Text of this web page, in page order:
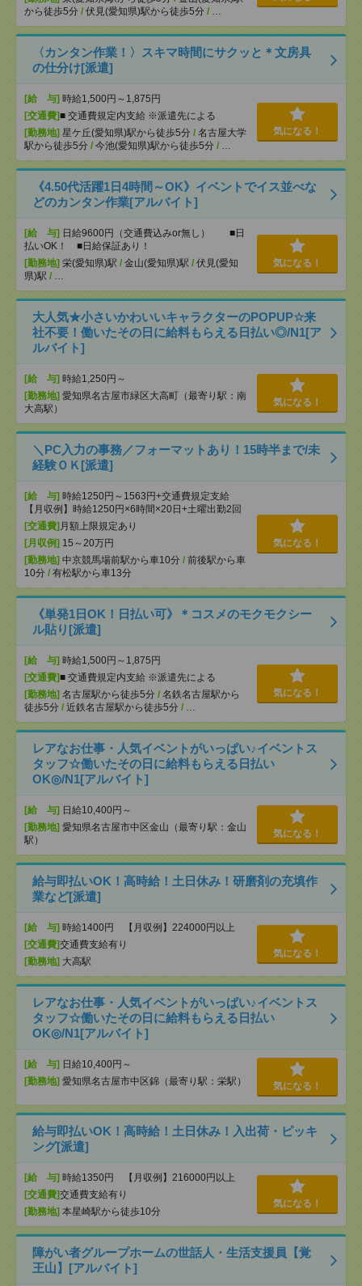
から徒歩5分 / 伏見(愛知県)駅から徒歩5分 / …
〈カンタン作業！〉スキマ時間にサクッと＊文房具
の仕分け[派遣]
[給 与] 時給1,500円～1,875円
[交通費]■ 交通費規定内支給 ※派遣先による
[勤務地] 星ケ丘(愛知県)駅から徒歩5分 / 名古屋大学
駅から徒歩5分 / 今池(愛知県)駅から徒歩5分 / …
気になる！
《4.50代活躍1日4時間～OK》イベントでイス並べな
どのカンタン作業[アルバイト]
[給 与] 日給9600円（交通費込みor無し） ■日
払いOK！ ■日給保証あり！
[勤務地] 栄(愛知県)駅 / 金山(愛知県)駅 / 伏見(愛知
県)駅 / …
気になる！
大人気★小さいかわいいキャラクターのPOPUP☆来
社不要！働いたその日に給料もらえる日払い◎/N1[ア
ルバイト]
[給 与] 時給1,250円～
[勤務地] 愛知県名古屋市緑区大高町（最寄り駅：南
大高駅）
気になる！
＼PC入力の事務／フォーマットあり！15時半まで/未
経験ＯＫ[派遣]
[給 与] 時給1250円～1563円+交通費規定支給
【月収例】時給1250円×6時間×20日+土曜出勤2回
[交通費] 月額上限規定あり
[月収例] 15～20万円
[勤務地] 中京競馬場前駅から車10分 / 前後駅から車
10分 / 有松駅から車13分
気になる！
《単発1日OK！日払い可》＊コスメのモクモクシー
ル貼り[派遣]
[給 与] 時給1,500円～1,875円
[交通費]■ 交通費規定内支給 ※派遣先による
[勤務地] 名古屋駅から徒歩5分 / 名鉄名古屋駅から
徒歩5分 / 近鉄名古屋駅から徒歩5分 / …
気になる！
レアなお仕事・人気イベントがいっぱい♪イベントス
タッフ☆働いたその日に給料もらえる日払い
OK◎/N1[アルバイト]
[給 与] 日給10,400円～
[勤務地] 愛知県名古屋市中区金山（最寄り駅：金山
駅）
気になる！
給与即払いOK！高時給！土日休み！研磨剤の充填作
業など[派遣]
[給 与] 時給1400円 【月収例】224000円以上
[交通費]交通費支給有り
[勤務地] 大高駅
気になる！
レアなお仕事・人気イベントがいっぱい♪イベントス
タッフ☆働いたその日に給料もらえる日払い
OK◎/N1[アルバイト]
[給 与] 日給10,400円～
[勤務地] 愛知県名古屋市中区錦（最寄り駅：栄駅） 気になる！
給与即払いOK！高時給！土日休み！入出荷・ピッキ
ング[派遣]
[給 与] 時給1350円 【月収例】216000円以上
[交通費]交通費支給有り
[勤務地] 本星崎駅から徒歩10分
気になる！
障がい者グループホームの世話人・生活支援員【覚
王山】[アルバイト]